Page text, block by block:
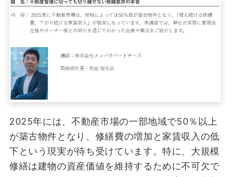
2025年には、不動産市場の一部地域で50％以上
が築古物件となり、修繕費の増加と家賃収入の低
下という現実が待ち受けています。特に、大規模
修繕は建物の資産価値を維持するために不可欠で